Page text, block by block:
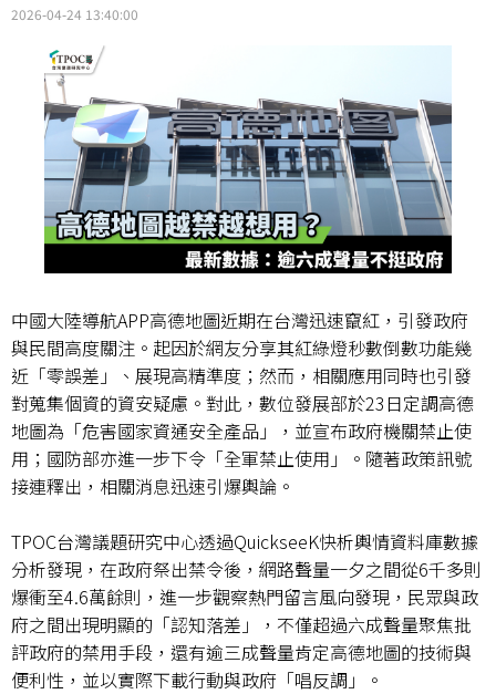
2026-04-24 13:40:00
中國大陸導航APP高德地圖近期在台灣迅速竄紅，引發政府
與民間高度關注。起因於網友分享其紅綠燈秒數倒數功能幾
近「零誤差」、展現高精準度；然而，相關應用同時也引發
對蒐集個資的資安疑慮。對此，數位發展部於23日定調高德
地圖為「危害國家資通安全產品」，並宣布政府機關禁止使
用；國防部亦進一步下令「全軍禁止使用」。隨著政策訊號
接連釋出，相關消息迅速引爆輿論。
TPOC台灣議題研究中心透過QuickseeK快析輿情資料庫數據
分析發現，在政府祭出禁令後，網路聲量一夕之間從6千多則
爆衝至4.6萬餘則，進一步觀察熱門留言風向發現，民眾與政
府之間出現明顯的「認知落差」，不僅超過六成聲量聚焦批
評政府的禁用手段，還有逾三成聲量肯定高德地圖的技術與
便利性，並以實際下載行動與政府「唱反調」。